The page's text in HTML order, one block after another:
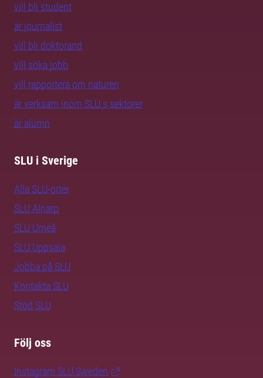
vill bli student
är journalist
vill bli doktorand
vill söka jobb
vill rapportera om naturen
är verksam inom SLU:s sektorer
är alumn
SLU i Sverige
Alla SLU-orter
SLU Alnarp
SLU Umeå
SLU Uppsala
Jobba på SLU
Kontakta SLU
Stöd SLU
Följ oss
Instagram SLU.Sweden